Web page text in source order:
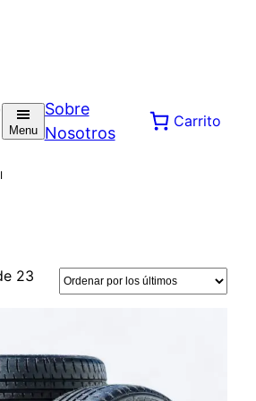
Menu
Sobre
Nosotros
Carrito
23